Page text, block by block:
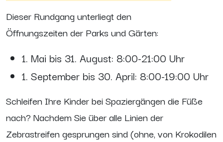
Dieser Rundgang unterliegt den
Öffnungszeiten der Parks und Gärten:
1. Mai bis 31. August: 8:00-21:00 Uhr
1. September bis 30. April: 8:00-19:00 Uhr
Schleifen Ihre Kinder bei Spaziergängen die Füße
nach? Nachdem Sie über alle Linien der
Zebrastreifen gesprungen sind (ohne, von Krokodilen